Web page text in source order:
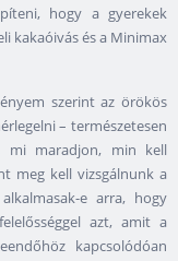
hogy a gyerekek
kakaóivás és a Minimax
szerint az örökös
– természetesen
mi maradjon, min kell
meg kell vizsgálnunk a
e arra, hogy
azt, amit a
kapcsolódóan